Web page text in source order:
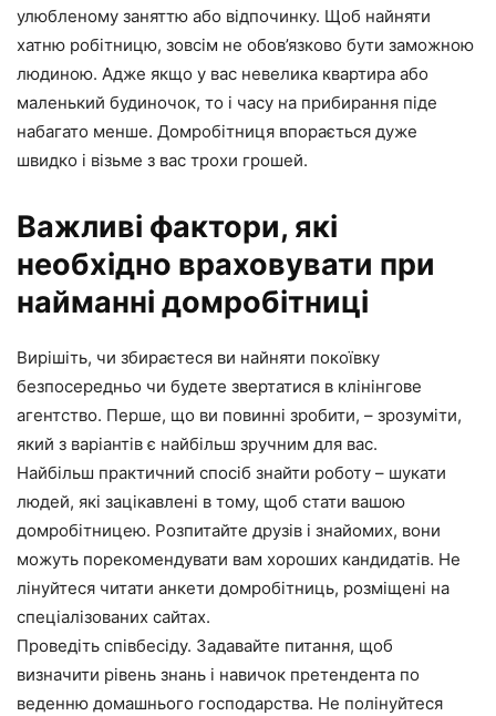
улюбленому заняттю або відпочинку. Щоб найняти
хатню робітницю, зовсім не обов’язково бути заможною
людиною. Адже якщо у вас невелика квартира або
маленький будиночок, то і часу на прибирання піде
набагато менше. Домробітниця впорається дуже
швидко і візьме з вас трохи грошей.
Важливі фактори, які
необхідно враховувати при
найманні домробітниці
Вирішіть, чи збираєтеся ви найняти покоївку
безпосередньо чи будете звертатися в клінінгове
агентство. Перше, що ви повинні зробити, – зрозуміти,
який з варіантів є найбільш зручним для вас.
Найбільш практичний спосіб знайти роботу – шукати
людей, які зацікавлені в тому, щоб стати вашою
домробітницею. Розпитайте друзів і знайомих, вони
можуть порекомендувати вам хороших кандидатів. Не
лінуйтеся читати анкети домробітниць, розміщені на
спеціалізованих сайтах.
Проведіть співбесіду. Задавайте питання, щоб
визначити рівень знань і навичок претендента по
веденню домашнього господарства. Не полінуйтеся